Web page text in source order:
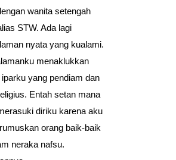
wanita setengah
STW. Ada lagi
nyata yang kualami.
menaklukkan
yang pendiam dan
Entah setan mana
diriku karena aku
orang baik-baik
neraka nafsu.